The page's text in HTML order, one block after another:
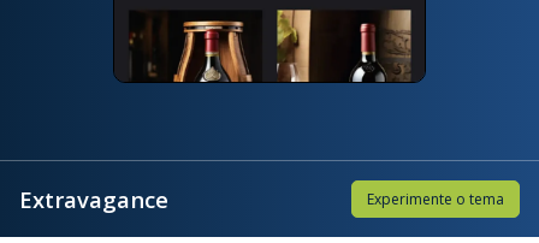
Extravagance Experimente o tema